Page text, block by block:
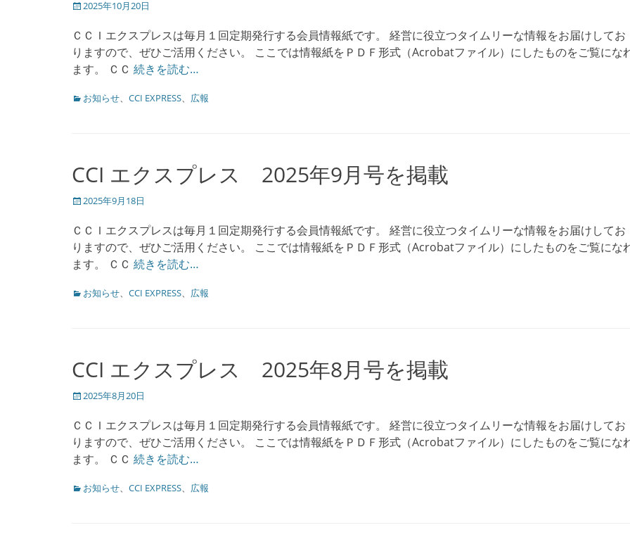
投
日
2025年10月20日
ＣＣＩエクスプレスは毎月１回定期発行する会員情報紙です。 経営に役立つタイムリーな情報をお届けしてお
りますので、ぜひご活用ください。 ここでは情報紙をＰＤＦ形式（Acrobatファイル）にしたものをご覧にな
ます。 ＣＣ 続きを読む…
カ お知らせ、 CCI EXPRESS、 広報
CCI エクスプレス 2025年9月号を掲載
投
日
2025年9月18日
ＣＣＩエクスプレスは毎月１回定期発行する会員情報紙です。 経営に役立つタイムリーな情報をお届けしてお
りますので、ぜひご活用ください。 ここでは情報紙をＰＤＦ形式（Acrobatファイル）にしたものをご覧にな
ます。 ＣＣ 続きを読む…
カ お知らせ、 CCI EXPRESS、 広報
CCI エクスプレス 2025年8月号を掲載
投
日
2025年8月20日
ＣＣＩエクスプレスは毎月１回定期発行する会員情報紙です。 経営に役立つタイムリーな情報をお届けしてお
りますので、ぜひご活用ください。 ここでは情報紙をＰＤＦ形式（Acrobatファイル）にしたものをご覧にな
ます。 ＣＣ 続きを読む…
カ お知らせ、 CCI EXPRESS、 広報